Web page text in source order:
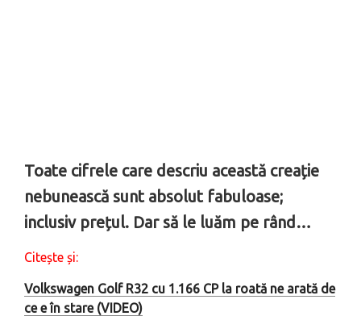
Toate cifrele care descriu această creație
nebunească sunt absolut fabuloase;
inclusiv prețul. Dar să le luăm pe rând…
Citește și:
Volkswagen Golf R32 cu 1.166 CP la roată ne arată de
ce e în stare (VIDEO)